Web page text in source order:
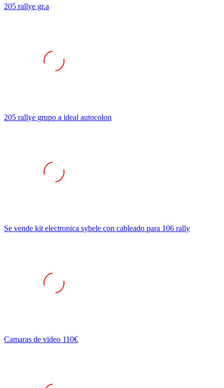
205 rallye gr.a
205 rallye grupo a ideal autocolon
Se vende kit electronica sybele con cableado para 106 rally
Camaras de video 110€